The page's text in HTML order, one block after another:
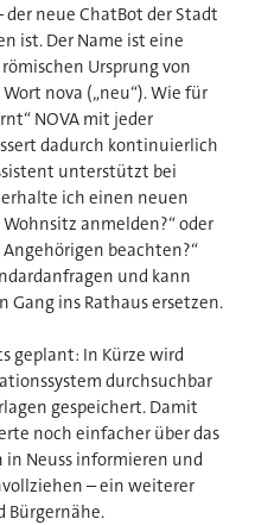
der neue ChatBot der Stadt
ist. Der Name ist eine
Ursprung von
nova („neu“). Wie für
NOVA mit jeder
dadurch kontinuierlich
unterstützt bei
ich einen neuen
Wohnsitz anmelden?“ oder
Angehörigen beachten?“
und kann
Gang ins Rathaus ersetzen.
geplant: In Kürze wird
durchsuchbar
gespeichert. Damit
noch einfacher über das
Neuss informieren und
– ein weiterer
Bürgernähe.